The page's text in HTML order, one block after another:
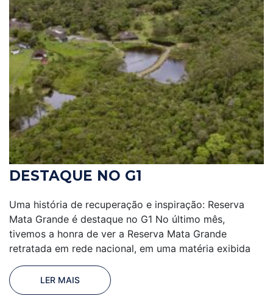
DESTAQUE NO G1
Uma história de recuperação e inspiração: Reserva
Mata Grande é destaque no G1 No último mês,
tivemos a honra de ver a Reserva Mata Grande
retratada em rede nacional, em uma matéria exibida
LER MAIS